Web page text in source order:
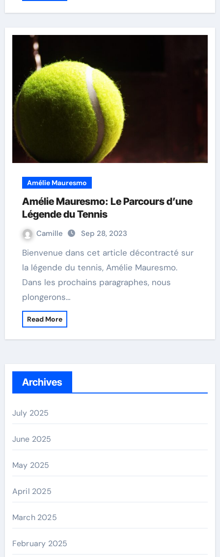
Amélie Mauresmo
Amélie Mauresmo: Le Parcours d’une
Légende du Tennis
Camille Sep 28, 2023
Bienvenue dans cet article décontracté sur
la légende du tennis, Amélie Mauresmo.
Dans les prochains paragraphes, nous
plongerons…
Read More
Archives
July 2025
June 2025
May 2025
April 2025
March 2025
February 2025